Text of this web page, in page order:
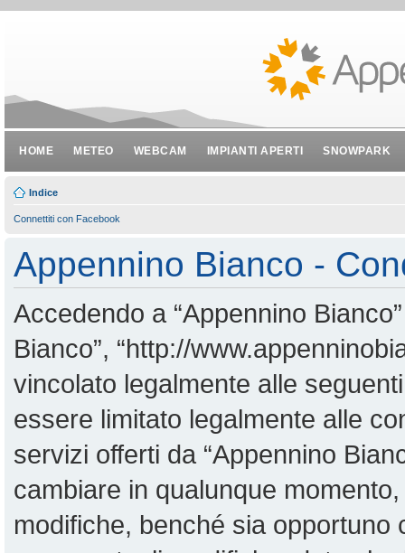
HOME METEO WEBCAM IMPIANTI APERTI SNOWPARK
Indice
Connettiti con Facebook
Appennino Bianco -
Accedendo a “Appennino
Bianco”, “http://
vincolato legalmente alle
essere limitato legalmente alle
servizi offerti da “Appennino
cambiare in qualunque
modifiche, benché sia